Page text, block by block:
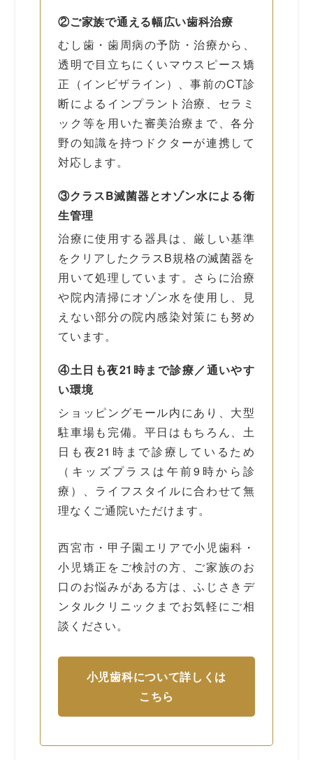
②ご家族で通える幅広い歯科治療
むし歯・歯周病の予防・治療から、
透明で目立ちにくいマウスピース矯
正（インビザライン）、事前のCT診
断によるインプラント治療、セラミ
ック等を用いた審美治療まで、各分
野の知識を持つドクターが連携して
対応します。
③クラスB滅菌器とオゾン水による衛
生管理
治療に使用する器具は、厳しい基準
をクリアしたクラスB規格の滅菌器を
用いて処理しています。さらに治療
や院内清掃にオゾン水を使用し、見
えない部分の院内感染対策にも努め
ています。
④土日も夜21時まで診療／通いやす
い環境
ショッピングモール内にあり、大型
駐車場も完備。平日はもちろん、土
日も夜21時まで診療しているため
（キッズプラスは午前9時から診
療）、ライフスタイルに合わせて無
理なくご通院いただけます。
西宮市・甲子園エリアで小児歯科・
小児矯正をご検討の方、ご家族のお
口のお悩みがある方は、ふじさきデ
ンタルクリニックまでお気軽にご相
談ください。
小児歯科について詳しくは
こちら